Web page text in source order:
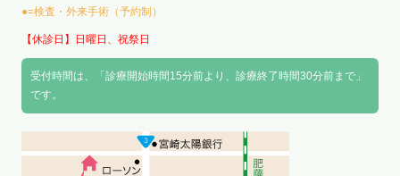
●=検査・外来手術（予約制）
【休診日】日曜日、祝祭日
受付時間は、「診療開始時間15分前より、診療終了時間30分前まで」
です。